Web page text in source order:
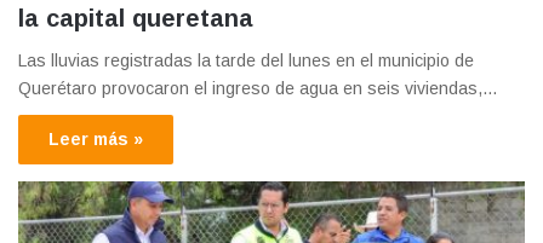
la capital queretana
Las lluvias registradas la tarde del lunes en el municipio de
Querétaro provocaron el ingreso de agua en seis viviendas,…
Leer más »